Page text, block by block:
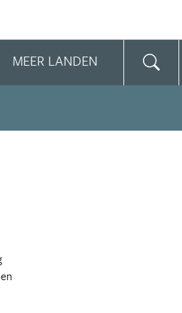
MEER LANDEN